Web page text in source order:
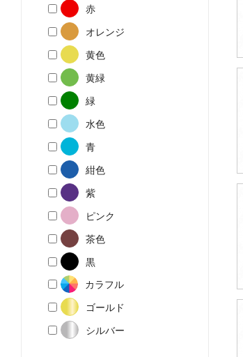
赤
オレンジ
黄色
黄緑
緑
水色
青
紺色
紫
ピンク
茶色
黒
カラフル
ゴールド
シルバー